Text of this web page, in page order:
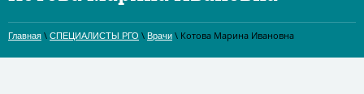
Главная \ СПЕЦИАЛИСТЫ РГО \ Врачи \ Котова Марина Ивановна